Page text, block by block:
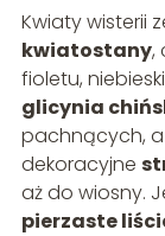
Kwiaty wisterii
kwiatostany,
fioletu,
glicynia
pachnących,
dekoracyjne
aż do wiosny.
pierzaste